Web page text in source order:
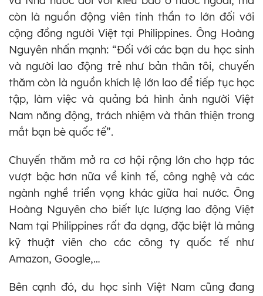
còn là nguồn động viên tinh thần to lớn đối với
cộng đồng người Việt tại Philippines. Ông Hoàng
Nguyên nhấn mạnh: “Đối với các bạn du học sinh
và người lao động trẻ như bản thân tôi, chuyến
thăm còn là nguồn khích lệ lớn lao để tiếp tục học
tập, làm việc và quảng bá hình ảnh người Việt
Nam năng động, trách nhiệm và thân thiện trong
mắt bạn bè quốc tế”.
Chuyến thăm mở ra cơ hội rộng lớn cho hợp tác
vượt bậc hơn nữa về kinh tế, công nghệ và các
ngành nghề triển vọng khác giữa hai nước. Ông
Hoàng Nguyên cho biết lực lượng lao động Việt
Nam tại Philippines rất đa dạng, đặc biệt là mảng
kỹ thuật viên cho các công ty quốc tế như
Amazon, Google,…
Bên cạnh đó, du học sinh Việt Nam cũng đang